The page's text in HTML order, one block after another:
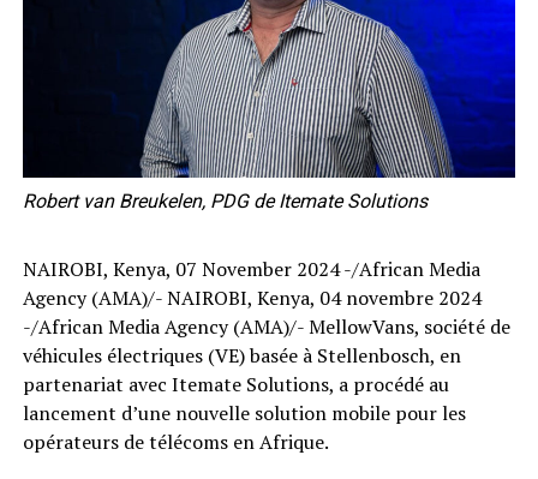
Robert van Breukelen, PDG de Itemate Solutions
NAIROBI, Kenya, 07 November 2024 -/African Media
Agency (AMA)/- NAIROBI, Kenya, 04 novembre 2024
-/African Media Agency (AMA)/- MellowVans, société de
véhicules électriques (VE) basée à Stellenbosch, en
partenariat avec Itemate Solutions, a procédé au
lancement d’une nouvelle solution mobile pour les
opérateurs de télécoms en Afrique.